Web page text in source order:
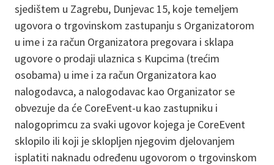
sjedištem u Zagrebu, Dunjevac 15, koje temeljem
ugovora o trgovinskom zastupanju s Organizatorom
u ime i za račun Organizatora pregovara i sklapa
ugovore o prodaji ulaznica s Kupcima (trećim
osobama) u ime i za račun Organizatora kao
nalogodavca, a nalogodavac kao Organizator se
obvezuje da će CoreEvent-u kao zastupniku i
nalogoprimcu za svaki ugovor kojega je CoreEvent
sklopilo ili koji je sklopljen njegovim djelovanjem
isplatiti naknadu određenu ugovorom o trgovinskom